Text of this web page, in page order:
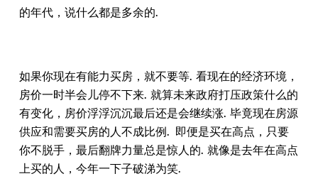
的年代，说什么都是多余的.
如果你现在有能力买房，就不要等. 看现在的经济环境，
房价一时半会儿停不下来. 就算未来政府打压政策什么的
有变化，房价浮浮沉沉最后还是会继续涨. 毕竟现在房源
供应和需要买房的人不成比例. 即便是买在高点，只要
你不脱手，最后翻牌力量总是惊人的. 就像是去年在高点
上买的人，今年一下子破涕为笑.